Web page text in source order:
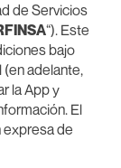
de Servicios
“). Este
bajo
adelante,
la App y
El
de